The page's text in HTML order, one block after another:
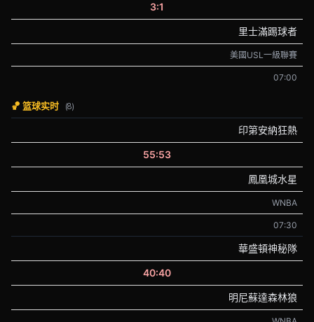
3:1
里士滿踢球者
美國USL一級聯賽
07:00
🏀 篮球实时 (8)
印第安納狂熱
55:53
鳳凰城水星
WNBA
07:30
華盛頓神秘隊
40:40
明尼蘇達森林狼